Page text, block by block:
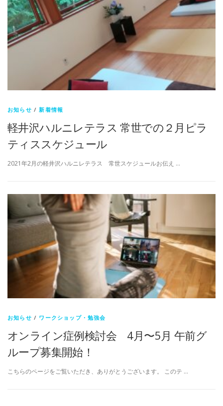
お知らせ /新着情報
軽井沢ハルニレテラス 常世での２月ピラ
ティススケジュール
2021年2月の軽井沢ハルニレテラス 常世スケジュールお伝え …
お知らせ / ワークショップ・勉強会
オンライン症例検討会 4月〜5月 午前グ
ループ募集開始！
こちらのページをご覧いただき、ありがとうございます。 このテ …